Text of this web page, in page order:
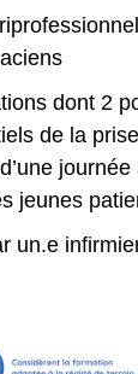
dont 2
de la
jeunes
un.e